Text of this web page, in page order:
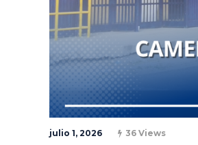
julio 1, 2026 36 Views